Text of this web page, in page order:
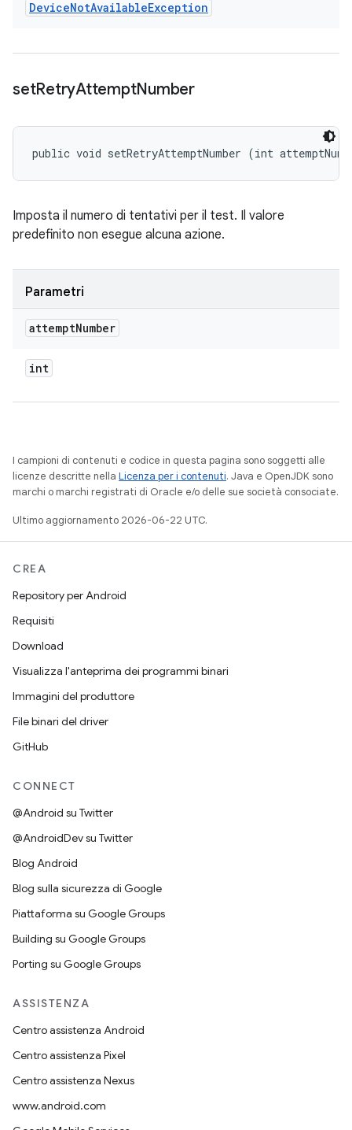
DeviceNotAvailableException
setRetryAttemptNumber
public void setRetryAttemptNumber (int
Imposta il numero di tentativi per il test. Il valore
predefinito non esegue alcuna azione.
Parametri
attemptNumber
int
I campioni di contenuti e codice in questa pagina sono soggetti alle
licenze descritte nella Licenza per i contenuti. Java e OpenJDK sono
marchi o marchi registrati di Oracle e/o delle sue società consociate.
Ultimo aggiornamento 2026-06-22 UTC.
CREA
Repository per Android
Requisiti
Download
Visualizza l'anteprima dei programmi binari
Immagini del produttore
File binari del driver
GitHub
CONNECT
@Android su Twitter
@AndroidDev su Twitter
Blog Android
Blog sulla sicurezza di Google
Piattaforma su Google Groups
Building su Google Groups
Porting su Google Groups
ASSISTENZA
Centro assistenza Android
Centro assistenza Pixel
Centro assistenza Nexus
www.android.com